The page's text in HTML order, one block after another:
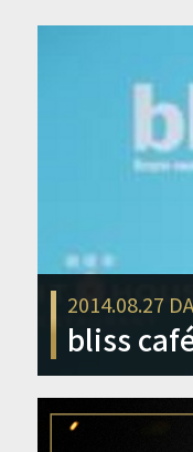
2014.08.27
bliss